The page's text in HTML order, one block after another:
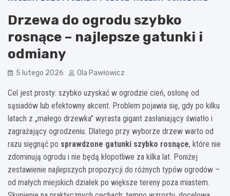
Drzewa do ogrodu szybko
rosnące – najlepsze gatunki i
odmiany
5 lutego 2026 Ola Pawłowicz
Cel jest prosty: szybko uzyskać w ogrodzie cień, osłonę od
sąsiadów lub efektowny akcent. Problem pojawia się, gdy po kilku
latach z „małego drzewka” wyrasta gigant zasłaniający światło i
zagrażający ogrodzeniu. Dlatego przy wyborze drzew warto od
razu sięgnąć po sprawdzone gatunki szybko rosnące, które nie
zdominują ogrodu i nie będą kłopotliwe za kilka lat. Poniżej
zestawienie najlepszych propozycji do różnych typów ogrodów –
od małych miejskich działek po większe tereny poza miastem.